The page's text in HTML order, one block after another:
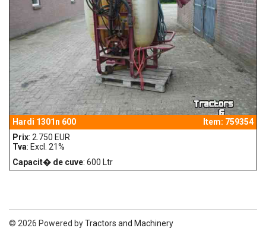
Hardi 1301n 600
Item: 759354
Prix: 2.750 EUR
Tva: Excl. 21%
Capacit� de cuve: 600 Ltr
© 2026 Powered byTractors and Machinery